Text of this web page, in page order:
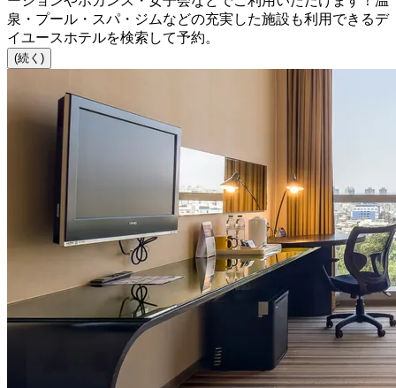
泉・プール・スパ・ジムなどの充実した施設も利用できるデ
イユースホテルを検索して予約。
(続く)